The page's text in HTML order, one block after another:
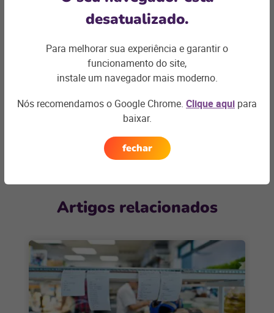
Ficou com
alguma dúvida?
Podemos te ajudar com os desafios do seu negócio e
Entre em contato
Artigos relacionados
desatualizado.
Para melhorar sua experiência e garantir o
funcionamento do site,
instale um navegador mais moderno.
Nós recomendamos o Google Chrome. Clique aqui para
baixar.
fechar